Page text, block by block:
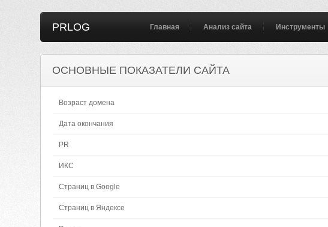
PRLOG Главная Анализ сайта Инструменты
ОСНОВНЫЕ ПОКАЗАТЕЛИ САЙТА
Возраст домена
Дата окончания
PR
ИКС
Страниц в Google
Страниц в Яндексе